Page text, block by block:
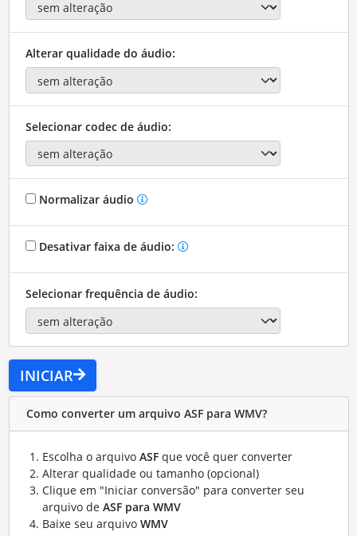
Alterar qualidade do áudio:
Selecionar codec de áudio:
Normalizar áudio
Desativar faixa de áudio:
Selecionar frequência de áudio:
INICIAR
Como converter um arquivo ASF para WMV?
Escolha o arquivo ASFque você quer converter
Alterar qualidade ou tamanho (opcional)
Clique em "Iniciar conversão" para converter seu
arquivo de ASF para WMV
Baixe seu arquivo WMV